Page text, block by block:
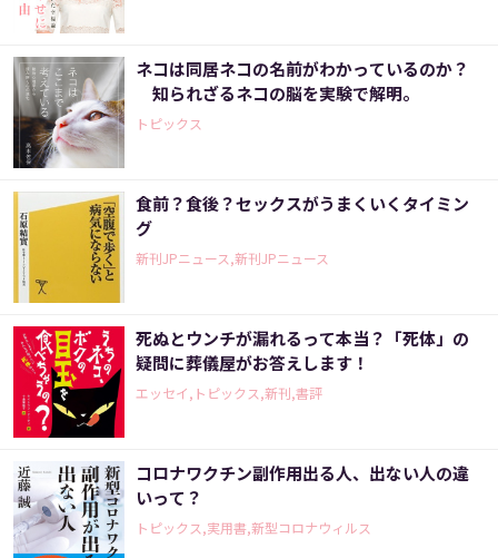
ネコは同居ネコの名前がわかっているのか？
知られざるネコの脳を実験で解明。
トピックス
食前？食後？セックスがうまくいくタイミン
グ
新刊JPニュース,新刊JPニュース
死ぬとウンチが漏れるって本当？「死体」の
疑問に葬儀屋がお答えします！
エッセイ,トピックス,新刊,書評
コロナワクチン副作用出る人、出ない人の違
いって？
トピックス,実用書,新型コロナウィルス